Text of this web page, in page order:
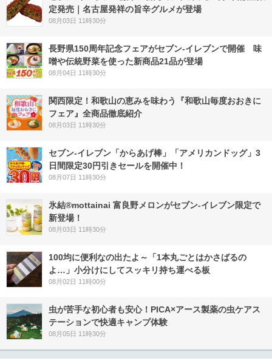
定発売｜名古屋発祥の旨辛グルメが登場
08月03日 11時30分
長野県150周年記念フェアがセブン-イレブンで開催 味
噌や伝統野菜を使った新商品21品が登場
08月04日 11時30分
関西限定！和歌山の恵みを味わう『和歌山毎度おおきに
フェア』全商品徹底紹介
08月03日 11時30分
セブン‐イレブン「からあげ棒」「アメリカンドッグ」3
日間限定30円引きセールを開催中！
08月07日 11時30分
氷結®mottainai 富良野メロンがセブン‐イレブン限定で
新登場！
08月03日 11時30分
100均に便利なの出たよ～「1本丸ごとはかさばるの
よ…」小分けにしてスッキリ持ち運べる板
08月02日 11時00分
虫が苦手な初心者も安心！PICA×アース製薬の虫ケアス
テーションで快適キャンプ体験
08月05日 11時30分